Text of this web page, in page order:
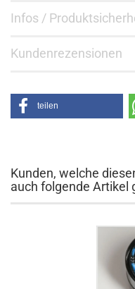
Infos /
Kundenrezensionen
teilen
Kunden, welche
auch folgende Artikel